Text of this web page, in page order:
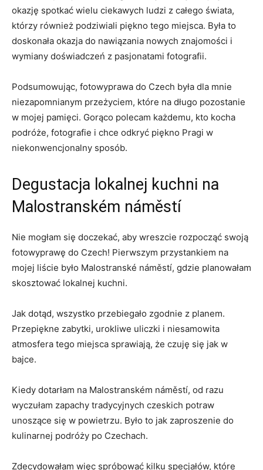
okazję ⁣spotkać wielu ciekawych ‍ludzi z całego​ świata,
którzy również podziwiali piękno tego miejsca. ⁤Była ​to
doskonała‍ okazja ⁣do nawiązania nowych‍ znajomości i
wymiany ​doświadczeń z⁤ pasjonatami fotografii.
Podsumowując, ‍fotowyprawa do‍ Czech ‍była‌ dla mnie
niezapomnianym przeżyciem, które na długo pozostanie ​
w mojej pamięci. Gorąco​ polecam ‌każdemu, kto kocha
podróże, fotografie i chce odkryć piękno Pragi ‍w
niekonwencjonalny sposób.
Degustacja lokalnej kuchni ‌na
Malostranském náměstí
Nie mogłam się⁤ doczekać, aby wreszcie⁤ rozpocząć swoją
fotowyprawę do‍ Czech! Pierwszym przystankiem na
mojej liście ‍było Malostranské⁤ náměstí,​ gdzie ⁢planowałam‌
skosztować ​lokalnej kuchni.
Jak⁤ dotąd,⁤ wszystko przebiegało zgodnie z planem.
‍Przepiękne zabytki, urokliwe uliczki i ‍niesamowita
atmosfera tego miejsca sprawiają, że czuję ⁢się jak w
bajce.
Kiedy dotarłam ⁢na Malostranském náměstí, od razu
wyczułam zapachy ​tradycyjnych czeskich potraw‍
unoszące​ się w powietrzu. Było to jak zaproszenie do
kulinarnej podróży po ⁣Czechach.
Zdecydowałam ​więc spróbować kilku‌ specjałów, które